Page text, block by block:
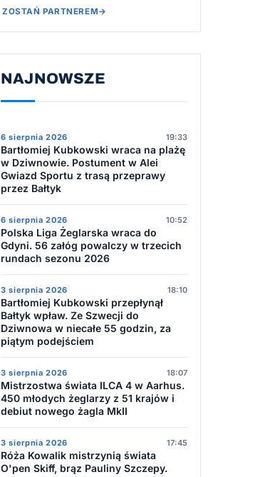
ZOSTAŃ PARTNEREM→
NAJNOWSZE
6 sierpnia 2026 19:33
Bartłomiej Kubkowski wraca na plażę
w Dziwnowie. Postument w Alei
Gwiazd Sportu z trasą przeprawy
przez Bałtyk
6 sierpnia 2026 10:52
Polska Liga Żeglarska wraca do
Gdyni. 56 załóg powalczy w trzecich
rundach sezonu 2026
3 sierpnia 2026 18:10
Bartłomiej Kubkowski przepłynął
Bałtyk wpław. Ze Szwecji do
Dziwnowa w niecałe 55 godzin, za
piątym podejściem
3 sierpnia 2026 18:07
Mistrzostwa świata ILCA 4 w Aarhus.
450 młodych żeglarzy z 51 krajów i
debiut nowego żagla MkII
3 sierpnia 2026 17:45
Róża Kowalik mistrzynią świata
O'pen Skiff, brąz Pauliny Szczepy.